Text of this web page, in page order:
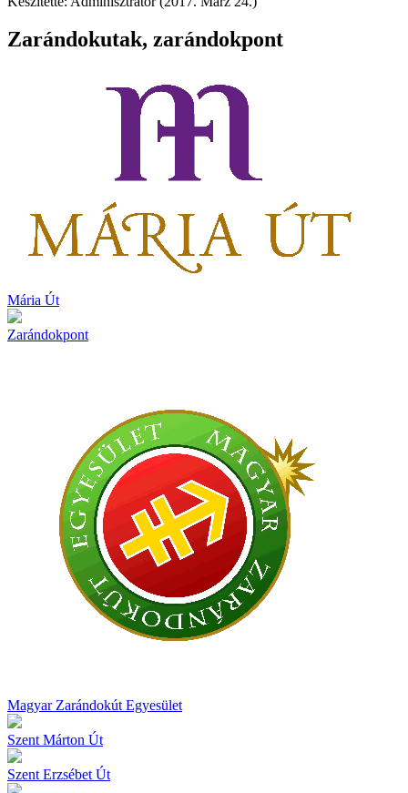
Zarándokutak, zarándokpont
Mária Út
Zarándokpont
Magyar Zarándokút Egyesület
Szent Márton Út
Szent Erzsébet Út